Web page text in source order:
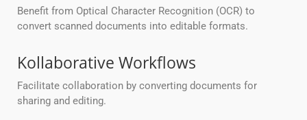
Benefit from Optical Character Recognition (OCR) to
convert scanned documents into editable formats.
Kollaborative Workflows
Facilitate collaboration by converting documents for
sharing and editing.